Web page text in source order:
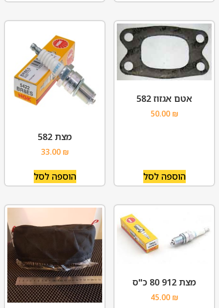
אטם אגזוז 582
50.00 ₪
הוספה לסל
מצת 582
33.00 ₪
הוספה לסל
מצת 912 80 כ"ס
45.00 ₪